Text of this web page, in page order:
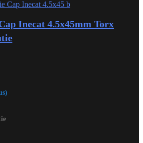
Inecat 4.5x45mm Torx